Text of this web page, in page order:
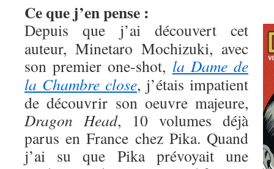
Ce que j’en pense :
Depuis que j’ai découvert cet
auteur, Minetaro Mochizuki, avec
son premier one-shot, la Dame de
la Chambre close, j’étais impatient
de découvrir son oeuvre majeure,
Dragon Head, 10 volumes déjà
parus en France chez Pika. Quand
j’ai su que Pika prévoyait une